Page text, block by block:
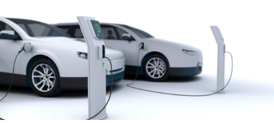
RÉSULTATS FINANCIERS
ENCOURAGEANTS POUR RENAULT
QUI ACCÉLÈRE LA RENAULUTION
Rédigé par Emmanuel Maumon le 24 Fév 2022 à 09:13
0 commentaires